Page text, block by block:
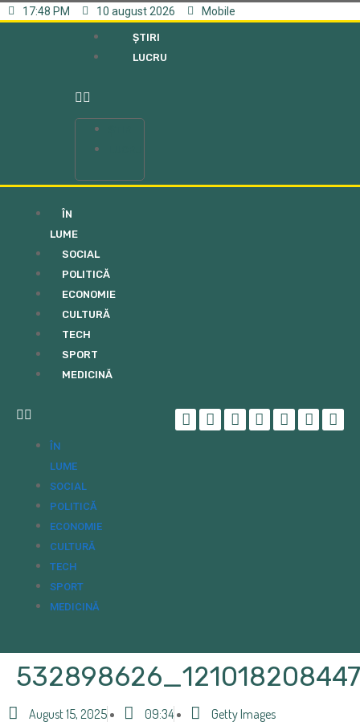
17:48 PM 10 august 2026 Mobile
ȘTIRI
LUCRU
ÎN
LUME
SOCIAL
POLITICĂ
ECONOMIE
CULTURĂ
TECH
SPORT
MEDICINĂ
ÎN
LUME
SOCIAL
POLITICĂ
ECONOMIE
CULTURĂ
TECH
SPORT
MEDICINĂ
August 15, 2025 09:34 Getty Images